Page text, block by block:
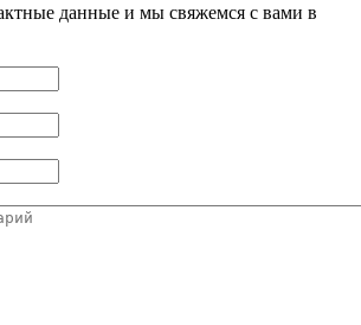
данные и мы свяжемся с вами в